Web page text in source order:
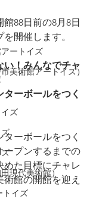
ートイズ
美術館アートイズ）
ズ
現代美術館）
トイズ
88日前の8月8日
開催します。
い！みんなでチャ
ーボールをつく
ーボールをつく
ープンするまでの
めた目標にチャレ
館の開館を迎え